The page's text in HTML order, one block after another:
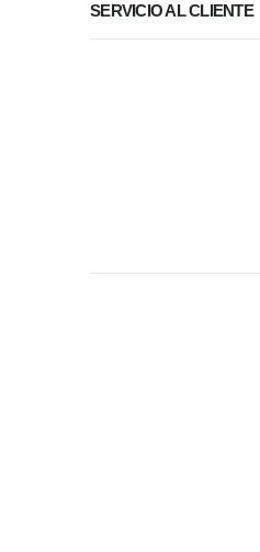
SERVICIO AL CLIENTE